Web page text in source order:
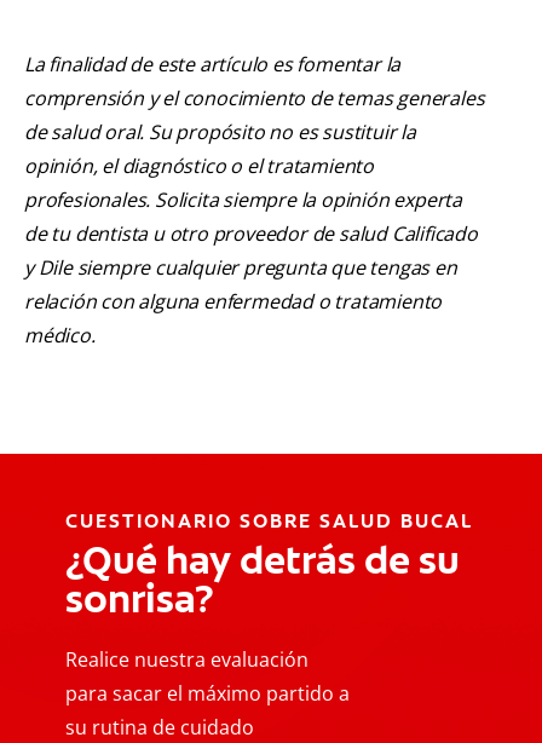
La finalidad de este artículo es fomentar la
comprensión y el conocimiento de temas generales
de salud oral. Su propósito no es sustituir la
opinión, el diagnóstico o el tratamiento
profesionales. Solicita siempre la opinión experta
de tu dentista u otro proveedor de salud Calificado
y Dile siempre cualquier pregunta que tengas en
relación con alguna enfermedad o tratamiento
médico.
CUESTIONARIO SOBRE SALUD BUCAL
¿Qué hay detrás de su
sonrisa?
Realice nuestra evaluación
para sacar el máximo partido a
su rutina de cuidado